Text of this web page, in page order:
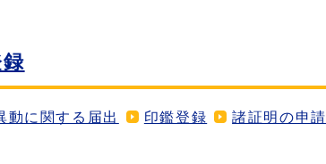
動に関する届出 印鑑登録 諸証明の申請